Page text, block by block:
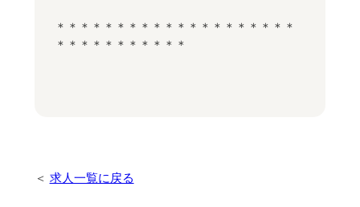
＊＊＊＊＊＊＊＊＊＊＊＊＊＊＊＊＊＊＊＊
＊＊＊＊＊＊＊＊＊＊＊
求人一覧に戻る